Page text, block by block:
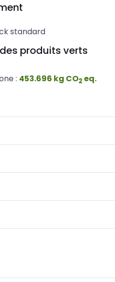
standard
produits verts
: 453.696 kg CO2 eq.